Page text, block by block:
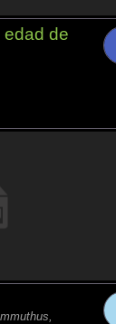
edad de